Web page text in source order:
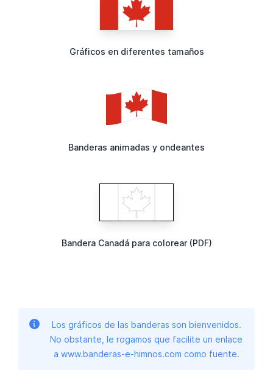
Gráficos en diferentes tamaños
Banderas animadas y ondeantes
Bandera Canadá para colorear (PDF)
Los gráficos de las banderas son bienvenidos.
No obstante, le rogamos que facilite un enlace
a www.banderas-e-himnos.com como fuente.